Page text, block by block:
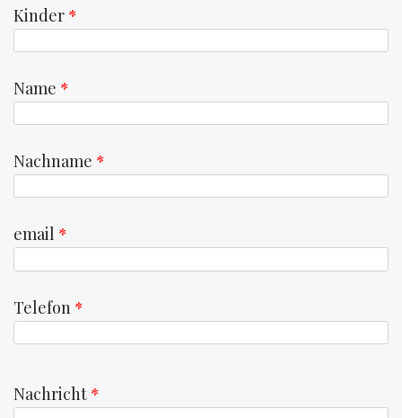
Kinder *
Name *
Nachname *
email *
Telefon *
Nachricht *